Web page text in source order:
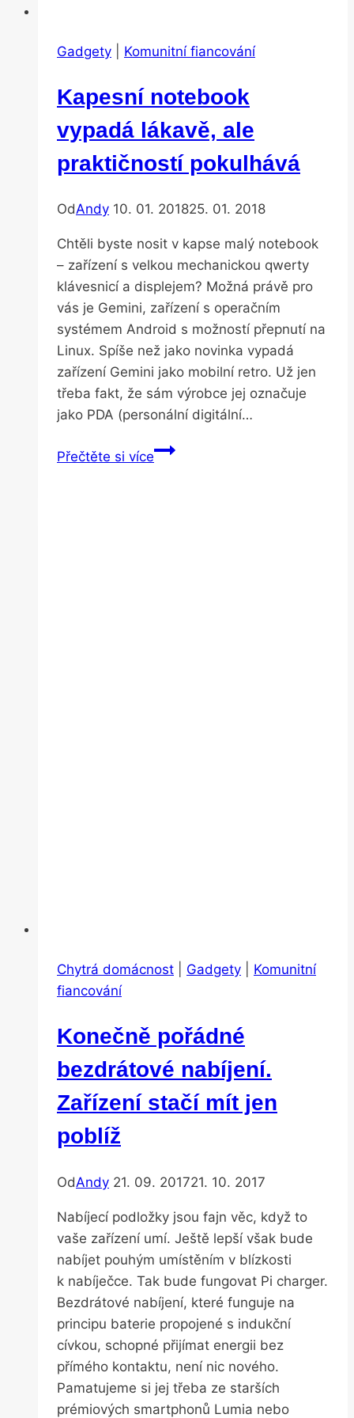
Gadgety Komunitní fiancování
Kapesní notebook
vypadá lákavě, ale
praktičností pokulhává
OdAndy 10. 01. 201825. 01. 2018
Chtěli byste nosit v kapse malý notebook
– zařízení s velkou mechanickou qwerty
klávesnicí a displejem? Možná právě pro
vás je Gemini, zařízení s operačním
systémem Android s možností přepnutí na
Linux. Spíše než jako novinka vypadá
zařízení Gemini jako mobilní retro. Už jen
třeba fakt, že sám výrobce jej označuje
jako PDA (personální digitální…
Přečtěte si víceKapesní
Chytrá domácnost Gadgety
Komunitní
fiancování
Konečně pořádné
bezdrátové nabíjení.
Zařízení stačí mít jen
poblíž
OdAndy 21. 09. 201721. 10. 2017
Nabíjecí podložky jsou fajn věc, když to
vaše zařízení umí. Ještě lepší však bude
nabíjet pouhým umístěním v blízkosti
k nabíječce. Tak bude fungovat Pi charger.
Bezdrátové nabíjení, které funguje na
principu baterie propojené s indukční
cívkou, schopné přijímat energii bez
přímého kontaktu, není nic nového.
Pamatujeme si jej třeba ze starších
prémiových smartphonů Lumia nebo